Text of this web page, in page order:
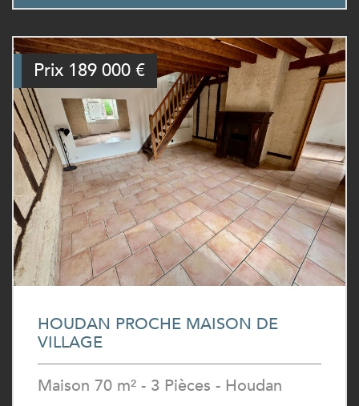
Prix 189 000 €
HOUDAN PROCHE MAISON DE
VILLAGE
Maison 70 m² - 3 Pièces - Houdan